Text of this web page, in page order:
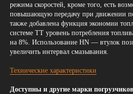
режима скоростей, кроме того, есть
повышающую передачу при движении
также добавлена функция экономии
системе ТТ уровень потребления
на 8%. Использование HN — втулок
увеличить интервал смазывания.
Технические характеристики
Доступны и другие марки погрузчиков